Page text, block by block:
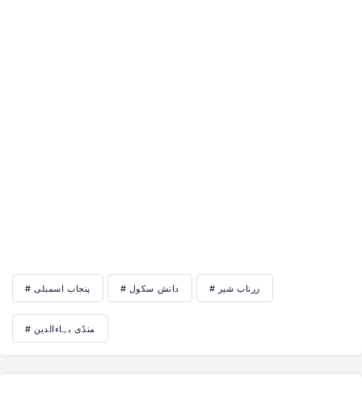
# پنجاب اسمبلی # دانش سکول # زرناب شیر
# منڈی بہاءالدین